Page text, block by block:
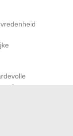
de